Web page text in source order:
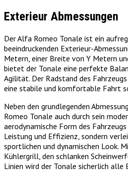
Exterieur Abmessungen
Der Alfa Romeo Tonale ist ein
beeindruckenden Exterieur-
Metern, einer Breite von Y Metern
bietet der Tonale eine perfekte
Agilität. Der Radstand des
eine stabile und komfortable Fahrt
Neben den grundlegenden
Romeo Tonale auch durch sein
aerodynamische Form des
Leistung und Effizienz, sondern
sportlichen und dynamischen Look.
Kühlergrill, den schlanken
Linien wird der Tonale sicherlich alle